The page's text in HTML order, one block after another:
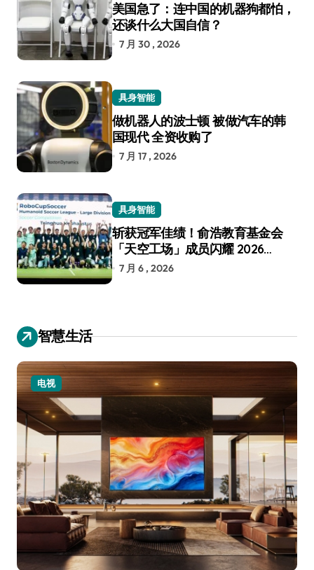
美国急了：连中国的机器狗都怕，
还谈什么大国自信？
7 月 30 , 2026
具身智能
做机器人的波士顿 被做汽车的韩
国现代 全资收购了
7 月 17 , 2026
具身智能
斩获冠军佳绩！俞浩教育基金会
「天空工场」成员闪耀 2026
RoboCup 机器人世界杯
7 月 6 , 2026
智慧生活
电视